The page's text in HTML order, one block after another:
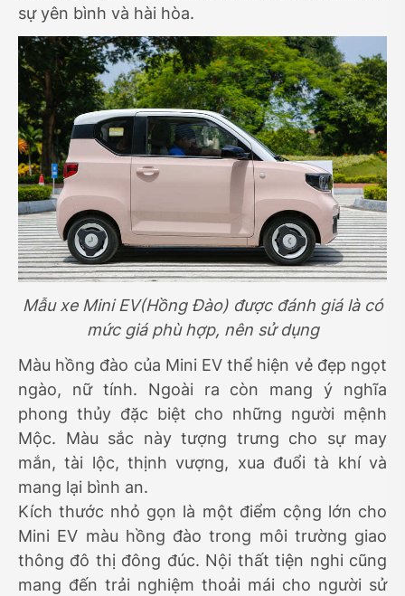
sự yên bình và hài hòa.
Mẫu xe Mini EV(Hồng Đào) được đánh giá là có
mức giá phù hợp, nên sử dụng
Màu hồng đào của Mini EV thể hiện vẻ đẹp ngọt
ngào, nữ tính. Ngoài ra còn mang ý nghĩa
phong thủy đặc biệt cho những người mệnh
Mộc. Màu sắc này tượng trưng cho sự may
mắn, tài lộc, thịnh vượng, xua đuổi tà khí và
mang lại bình an.
Kích thước nhỏ gọn là một điểm cộng lớn cho
Mini EV màu hồng đào trong môi trường giao
thông đô thị đông đúc. Nội thất tiện nghi cũng
mang đến trải nghiệm thoải mái cho người sử